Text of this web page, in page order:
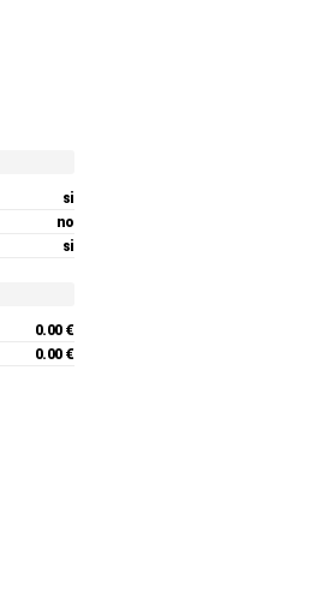
si
no
si
0.00 €
0.00 €